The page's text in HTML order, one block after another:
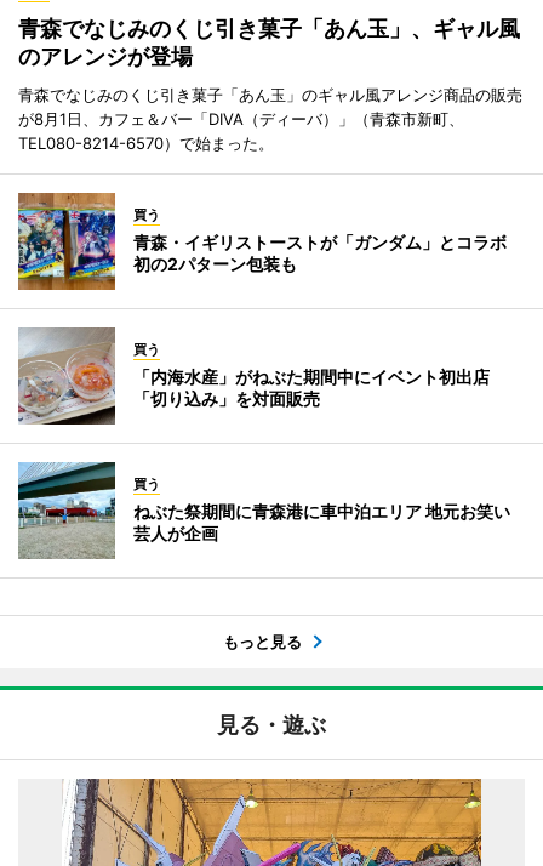
青森でなじみのくじ引き菓子「あん玉」、ギャル風
のアレンジが登場
青森でなじみのくじ引き菓子「あん玉」のギャル風アレンジ商品の販売
が8月1日、カフェ＆バー「DIVA（ディーバ）」（青森市新町、
TEL080-8214-6570）で始まった。
買う
青森・イギリストーストが「ガンダム」とコラボ
初の2パターン包装も
買う
「内海水産」がねぶた期間中にイベント初出店
「切り込み」を対面販売
買う
ねぶた祭期間に青森港に車中泊エリア 地元お笑い
芸人が企画
もっと見る
見る・遊ぶ